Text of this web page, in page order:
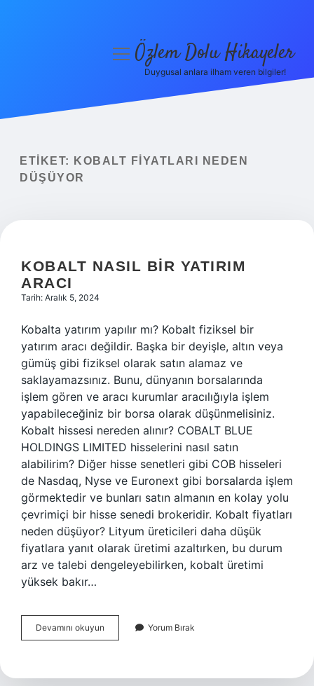
Yasal Uyarı
menüyüÖzlem Dolu Hikayeler
Duygusal anlara ilham veren bilgiler!
ETIKET:
KOBALT FIYATLARI NEDEN
DÜŞÜYOR
KOBALT NASIL BIR YATIRIM
ARACI
Tarih: Aralık 5, 2024
Kobalta yatırım yapılır mı? Kobalt fiziksel bir
yatırım aracı değildir. Başka bir deyişle, altın veya
gümüş gibi fiziksel olarak satın alamaz ve
saklayamazsınız. Bunu, dünyanın borsalarında
işlem gören ve aracı kurumlar aracılığıyla işlem
yapabileceğiniz bir borsa olarak düşünmelisiniz.
Kobalt hissesi nereden alınır? COBALT BLUE
HOLDINGS LIMITED hisselerini nasıl satın
alabilirim? Diğer hisse senetleri gibi COB hisseleri
de Nasdaq, Nyse ve Euronext gibi borsalarda işlem
görmektedir ve bunları satın almanın en kolay yolu
çevrimiçi bir hisse senedi brokeridir. Kobalt fiyatları
neden düşüyor? Lityum üreticileri daha düşük
fiyatlara yanıt olarak üretimi azaltırken, bu durum
arz ve talebi dengeleyebilirken, kobalt üretimi
yüksek bakır…
Devamını okuyun
Nasıl
Aracı
Yorum Bırak